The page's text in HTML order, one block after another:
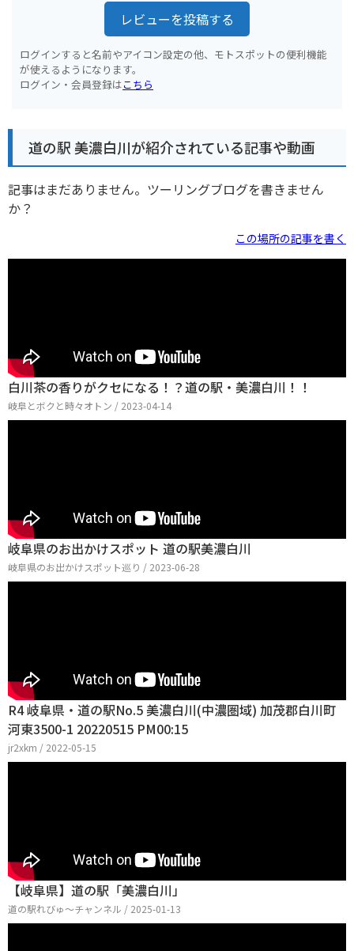
レビューを投稿する
ログインすると名前やアイコン設定の他、モトスポットの便利機能
が使えるようになります。
ログイン・会員登録はこちら
道の駅 美濃白川が紹介されている記事や動画
記事はまだありません。ツーリングブログを書きません
か？
この場所の記事を書く
白川茶の香りがクセになる！？道の駅・美濃白川！！
岐阜とボクと時々オトン / 2023-04-14
岐阜県のお出かけスポット 道の駅美濃白川
岐阜県のお出かけスポット巡り / 2023-06-28
R4 岐阜県・道の駅No.5 美濃白川(中濃圏域) 加茂郡白川町
河東3500-1 20220515 PM00:15
jr2xkm / 2022-05-15
【岐阜県】道の駅「美濃白川」
道の駅れびゅ〜チャンネル / 2025-01-13